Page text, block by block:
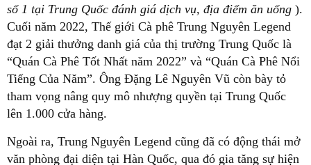
số 1 tại Trung Quốc đánh giá dịch vụ, địa điểm ăn uống ).
Cuối năm 2022, Thế giới Cà phê Trung Nguyên Legend
đạt 2 giải thưởng danh giá của thị trường Trung Quốc là
“Quán Cà Phê Tốt Nhất năm 2022” và “Quán Cà Phê Nổi
Tiếng Của Năm”. Ông Đặng Lê Nguyên Vũ còn bày tỏ
tham vọng nâng quy mô nhượng quyền tại Trung Quốc
lên 1.000 cửa hàng.
Ngoài ra, Trung Nguyên Legend cũng đã có động thái mở
văn phòng đại diện tại Hàn Quốc, qua đó gia tăng sự hiện